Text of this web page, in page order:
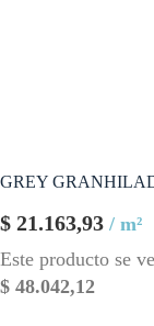
GREY
$ 21.163,93 / m²
Este producto se
$ 48.042,12